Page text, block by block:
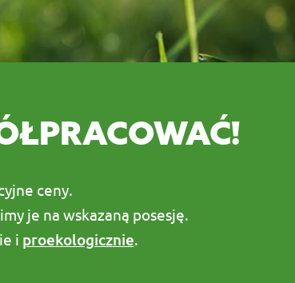
ceny.
je na wskazaną posesję.
i proekologicznie.